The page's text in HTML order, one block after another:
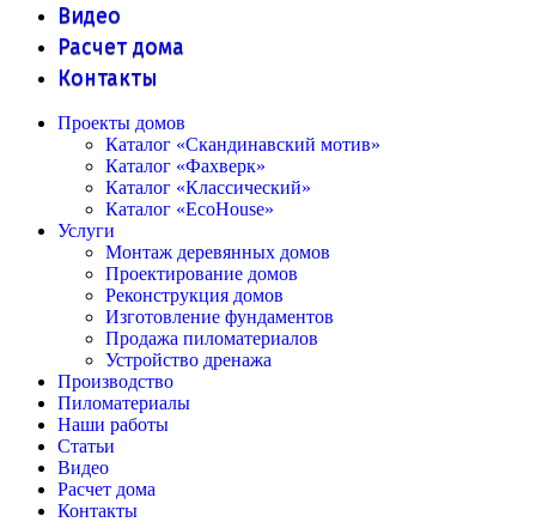
Видео
Расчет дома
Контакты
Проекты домов
Каталог «Скандинавский мотив»
Каталог «Фахверк»
Каталог «Классический»
Каталог «EcoHouse»
Услуги
Монтаж деревянных домов
Проектирование домов
Реконструкция домов
Изготовление фундаментов
Продажа пиломатериалов
Устройство дренажа
Производство
Пиломатериалы
Наши работы
Статьи
Видео
Расчет дома
Контакты